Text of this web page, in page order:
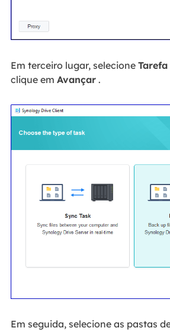
Em terceiro lugar, selecione
clique em Avançar.
Em seguida, selecione as pastas